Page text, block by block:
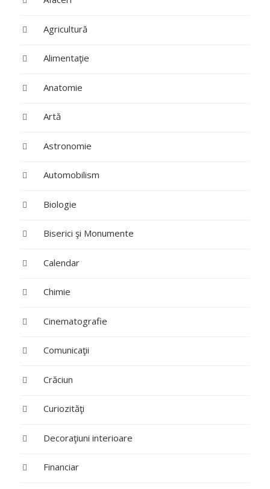
Agricultură
Alimentaţie
Anatomie
Artă
Astronomie
Automobilism
Biologie
Biserici şi Monumente
Calendar
Chimie
Cinematografie
Comunicaţii
Crăciun
Curiozităţi
Decoraţiuni interioare
Financiar